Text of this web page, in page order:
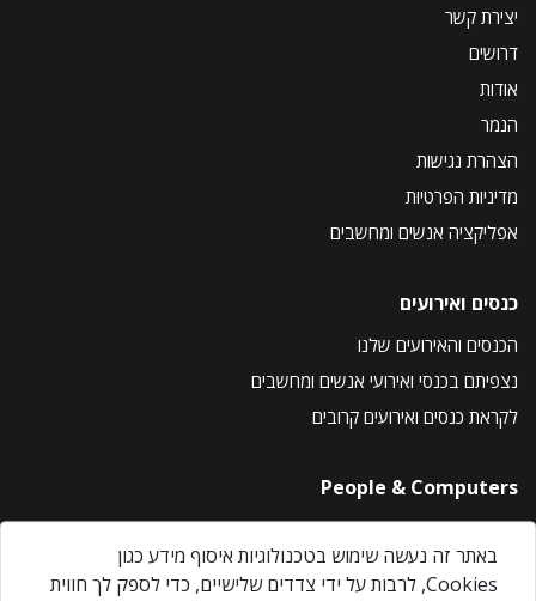
יצירת קשר
דרושים
אודות
הנמר
הצהרת נגישות
מדיניות הפרטיות
אפליקציה אנשים ומחשבים
כנסים ואירועים
הכנסים והאירועים שלנו
נצפיתם בכנסי ואירועי אנשים ומחשבים
לקראת כנסים ואירועים קרובים
People & Computers
About Us
Privacy Policy
באתר זה נעשה שימוש בטכנולוגיות איסוף מידע כגון
Cookies, לרבות על ידי צדדים שלישיים, כדי לספק לך חווית